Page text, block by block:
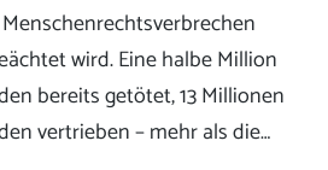
wird. Eine halbe Million
bereits getötet, 13 Millionen
vertrieben – mehr als die…